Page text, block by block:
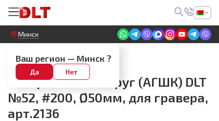
Круглосуточный! Прием заявок на сайте
Минск
Ваш регион — Минск ?
Да Нет
Алмазные диски для гравера
Алмазный гибкий
шлифовальный круг (АГШК) DLT
№52, #200, Ø50мм, для гравера,
арт.2136